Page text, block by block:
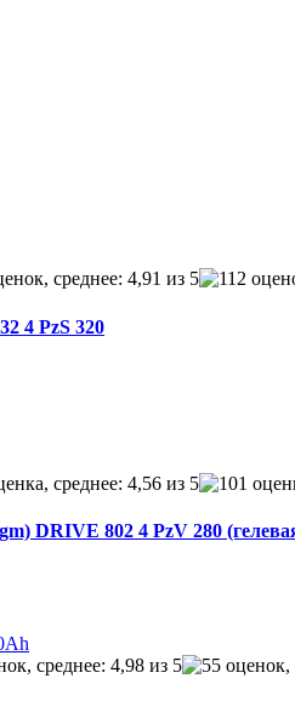
4 PzS 320
DRIVE 802 4 PzV 280